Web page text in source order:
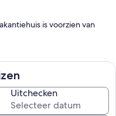
is voorzien van
Uitchecken